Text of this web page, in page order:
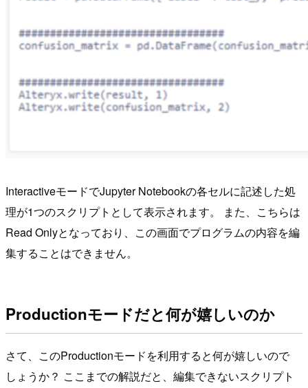
InteractiveモードでJupyter Notebookの各セルに記述した処
理が1つのスクリプトとして表示されます。 また、こちらは
Read Onlyとなっており、この画面でプログラムの内容を編
集することはできません。
Productionモードだと何が嬉しいのか
さて、このProductionモードを利用すると何が嬉しいので
しょうか？ ここまでの解説だと、編集できないスクリプト